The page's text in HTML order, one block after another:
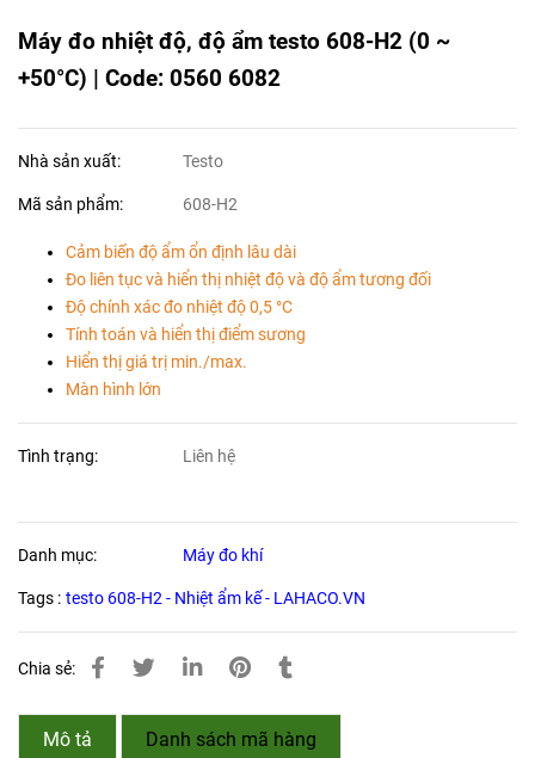
Máy đo nhiệt độ, độ ẩm testo 608-H2 (0 ~
+50°C) | Code: 0560 6082
Nhà sản xuất: Testo
Mã sản phẩm: 608-H2
Cảm biến độ ẩm ổn định lâu dài
Đo liên tục và hiển thị nhiệt độ và độ ẩm tương đối
Độ chính xác đo nhiệt độ 0,5 °C
Tính toán và hiển thị điểm sương
Hiển thị giá trị min./max.
Màn hình lớn
Tình trạng: Liên hệ
Danh mục: Máy đo khí
Tags : testo 608-H2 - Nhiệt ẩm kế - LAHACO.VN
Chia sẻ:
Mô tả Danh sách mã hàng